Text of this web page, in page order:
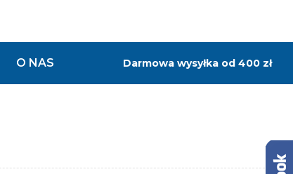
O NAS Darmowa wysyłka od 400 zł